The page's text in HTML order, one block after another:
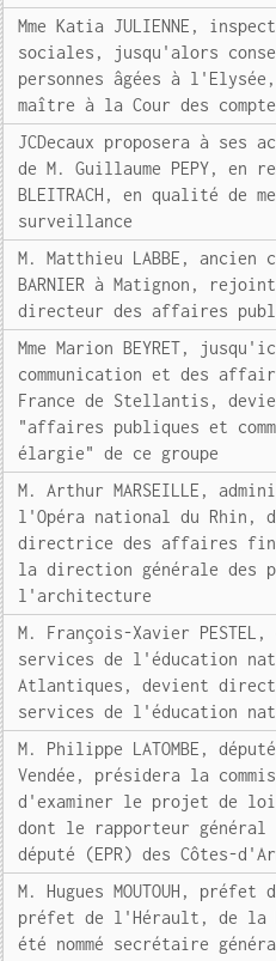
Mme Katia JULIENNE,
sociales, jusqu'alors
personnes âgées à
maître à la Cour des
JCDecaux proposera à ses
de M. Guillaume PEPY, en
BLEITRACH, en qualité de
surveillance
M. Matthieu LABBE,
BARNIER à Matignon,
directeur des affaires
Mme Marion BEYRET,
communication et des
France de Stellantis,
"affaires publiques et
élargie" de ce groupe
M. Arthur MARSEILLE,
l'Opéra national du Rhin,
directrice des affaires
la direction générale des
l'architecture
M. François-Xavier
services de l'éducation
Atlantiques, devient
services de l'éducation
M. Philippe LATOMBE,
Vendée, présidera la
d'examiner le projet de
dont le rapporteur général
député (EPR) des Côtes-
M. Hugues MOUTOUH,
préfet de l'Hérault, de la
été nommé secrétaire